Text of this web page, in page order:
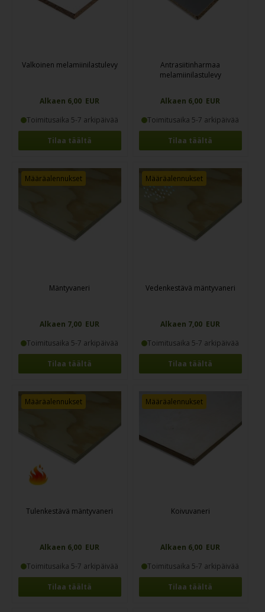
Valkoinen melamiinilastulevy
Alkaen 6,00 EUR
Toimitusaika 5-7 arkipäivää
Tilaa täältä
Antrasiitinharmaa
melamiinilastulevy
Alkaen 6,00 EUR
Toimitusaika 5-7 arkipäivää
Tilaa täältä
Määräalennukset
Mäntyvaneri
Alkaen 7,00 EUR
Toimitusaika 5-7 arkipäivää
Tilaa täältä
Määräalennukset
Vedenkestävä mäntyvaneri
Alkaen 7,00 EUR
Toimitusaika 5-7 arkipäivää
Tilaa täältä
Määräalennukset
Tulenkestävä mäntyvaneri
Alkaen 6,00 EUR
Toimitusaika 5-7 arkipäivää
Tilaa täältä
Määräalennukset
Koivuvaneri
Alkaen 6,00 EUR
Toimitusaika 5-7 arkipäivää
Tilaa täältä